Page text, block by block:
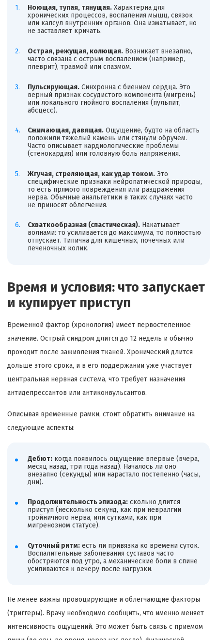
Ноющая, тупая, тянущая.Характерна для
хронических процессов, воспаления мышц, связок
или капсул внутренних органов. Она изматывает, но
не заставляет кричать.
Острая, режущая, колющая.Возникает внезапно,
часто связана с острым воспалением (например,
плеврит), травмой или спазмом.
Пульсирующая.Синхронна с биением сердца. Это
верный признак сосудистого компонента (мигрень)
или локального гнойного воспаления (пульпит,
абсцесс).
Сжимающая, давящая.Ощущение, будто на область
положили тяжелый камень или стянули обручем.
Часто описывает кардиологические проблемы
(стенокардия) или головную боль напряжения.
Жгучая, стреляющая, как удар током.Это
специфические признаки нейропатической природы,
то есть прямого повреждения или раздражения
нерва. Обычные анальгетики в таких случаях часто
не приносят облегчения.
Схваткообразная (спастическая).Накатывает
волнами: то усиливается до максимума, то полностью
отпускает. Типична для кишечных, почечных или
печеночных колик.
Время и условия: что запускает
и купирует приступ
Временной фактор (хронология) имеет первостепенное
значение. Острый синдром длится до 12 недель и обычно
проходит после заживления тканей. Хронический длится
дольше этого срока, и в его поддержании уже участвует
центральная нервная система, что требует назначения
антидепрессантов или антиконвульсантов.
Описывая временные рамки, стоит обратить внимание на
следующие аспекты:
Дебют:когда появилось ощущение впервые (вчера,
месяц назад, три года назад). Началось ли оно
внезапно (секунды) или нарастало постепенно (часы,
дни).
Продолжительность эпизода:сколько длится
приступ (несколько секунд, как при невралгии
тройничного нерва, или сутками, как при
мигренозном статусе).
Суточный ритм:есть ли привязка ко времени суток.
Воспалительные заболевания суставов часто
обостряются под утро, а механические боли в спине
усиливаются к вечеру после нагрузки.
Не менее важны провоцирующие и облегчающие факторы
(триггеры). Врачу необходимо сообщить, что именно меняет
интенсивность ощущений. Это может быть связь с приемом